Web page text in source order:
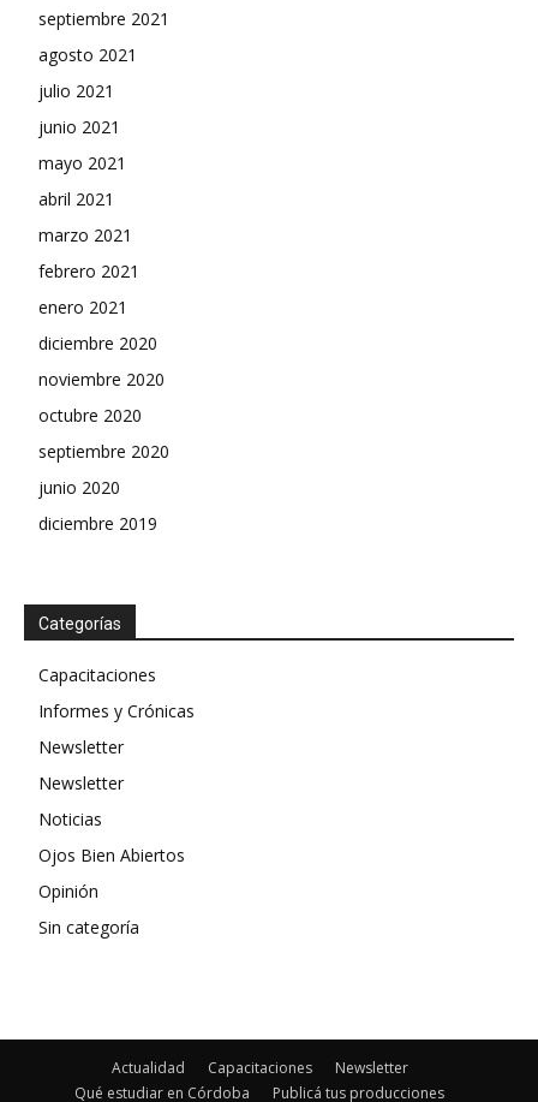
septiembre 2021
agosto 2021
julio 2021
junio 2021
mayo 2021
abril 2021
marzo 2021
febrero 2021
enero 2021
diciembre 2020
noviembre 2020
octubre 2020
septiembre 2020
junio 2020
diciembre 2019
Categorías
Capacitaciones
Informes y Crónicas
Newsletter
Newsletter
Noticias
Ojos Bien Abiertos
Opinión
Sin categoría
Actualidad Capacitaciones
Newsletter
Qué estudiar en Córdoba
Publicá tus producciones